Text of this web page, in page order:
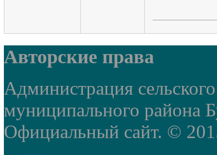
Авторские права
Администрация
муниципального района
Официальный сайт. ©